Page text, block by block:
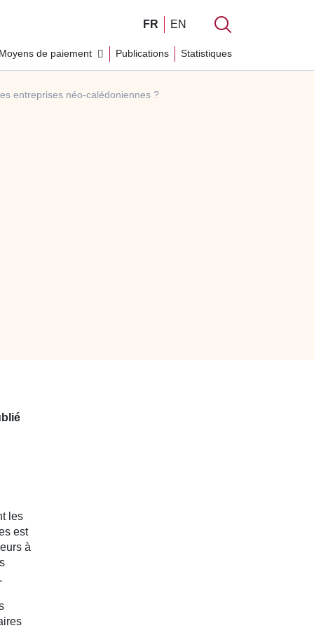
FR EN
Moyens de paiement Publications Statistiques
entreprises néo-calédoniennes ?
les
est
à